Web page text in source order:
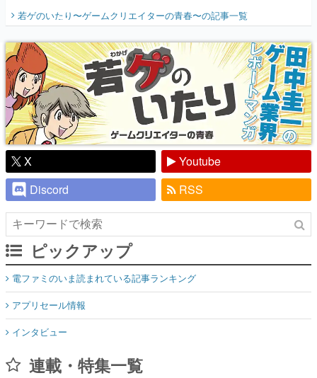
開く。業界の快男児・松山 洋に流れる血は
『少年ジャンプ』色だった【若ゲのいた
り】
若ゲのいたり〜ゲームクリエイターの青春〜の記事一覧
X
Youtube
Discord
RSS
ピックアップ
電ファミのいま読まれている記事ランキング
アプリセール情報
インタビュー
連載・特集一覧